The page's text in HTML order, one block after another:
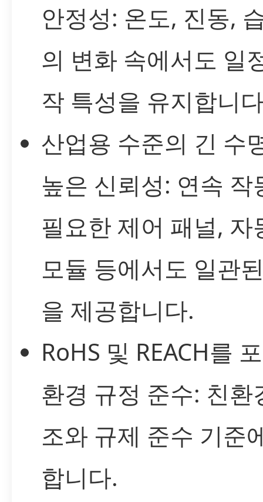
안정성: 온도, 진동,
의 변화 속에서도 일
작 특성을 유지합니
산업용 수준의 긴 수
높은 신뢰성: 연속 작
필요한 제어 패널, 자
모듈 등에서도 일관
을 제공합니다.
RoHS 및 REACH를
환경 규정 준수: 친환
조와 규제 준수 기준
합니다.